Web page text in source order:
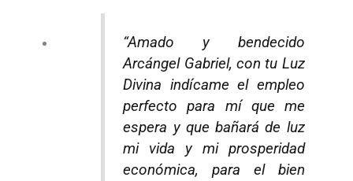
“Amado y bendecido
Arcángel Gabriel, con tu Luz
Divina indícame el empleo
perfecto para mí que me
espera y que bañará de luz
mi vida y mi prosperidad
económica, para el bien